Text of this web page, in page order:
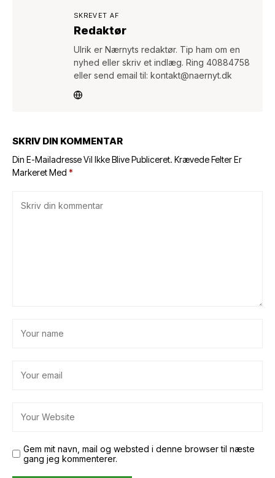
SKREVET AF
Redaktør
Ulrik er Nærnyts redaktør. Tip ham om en
nyhed eller skriv et indlæg. Ring 40884758
eller send email til: kontakt@naernyt.dk
SKRIV DIN KOMMENTAR
Din E-Mailadresse Vil Ikke Blive Publiceret. Krævede Felter Er
Markeret Med *
Gem mit navn, mail og websted i denne browser til næste
gang jeg kommenterer.